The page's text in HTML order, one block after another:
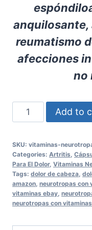
anquilosante,
reumatismo
afecciones
no
dolor
VITAMINAS
BOTE
quantity
Add to
SKU: vitaminas-
Categories: Artritis
Para El Dolor, Vitaminas
Tags: dolor de cabeza
amazon neurotropas con
vitaminas ebay
neurotropas con